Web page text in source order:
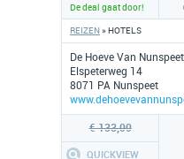
De Hoeve Van Nunspeet
Elspeterweg 14
8071 PA Nunspeet
REIZEN» HOTELS
De deal gaat door!
€ 133,00
QUICKVIEW